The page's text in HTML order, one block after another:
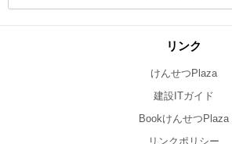
リンク
けんせつPlaza
建設ITガイド
BookけんせつPlaza
リンクポリシー